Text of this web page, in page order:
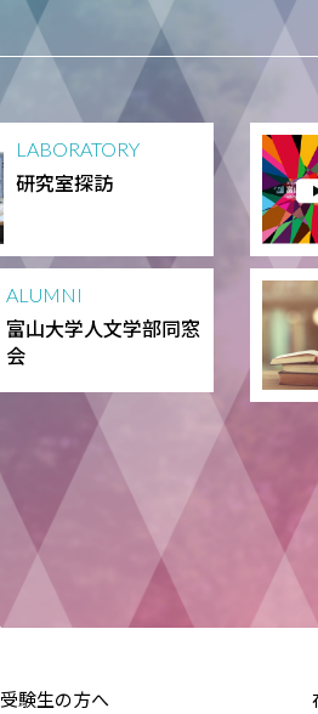
LABORATORY
研究室探訪
ALUMNI
富山大学人文学部同窓
会
受験生の方へ